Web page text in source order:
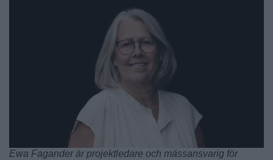
Ewa Fagander är projektledare och mässansvarig för